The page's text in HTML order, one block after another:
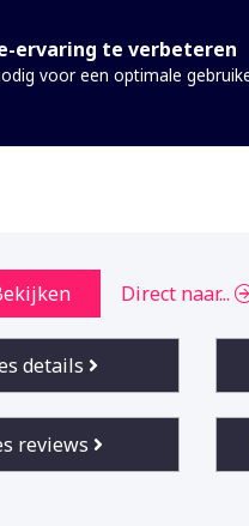
Direct naar...
details
reviews
ervaring te verbeteren
voor een optimale
de
dienst